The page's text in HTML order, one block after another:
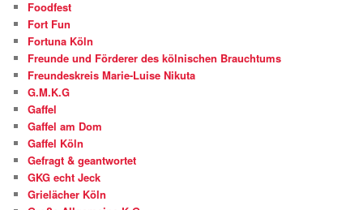
Foodfest
Fort Fun
Fortuna Köln
Freunde und Förderer des kölnischen Brauchtums
Freundeskreis Marie-Luise Nikuta
G.M.K.G
Gaffel
Gaffel am Dom
Gaffel Köln
Gefragt & geantwortet
GKG echt Jeck
Grielächer Köln